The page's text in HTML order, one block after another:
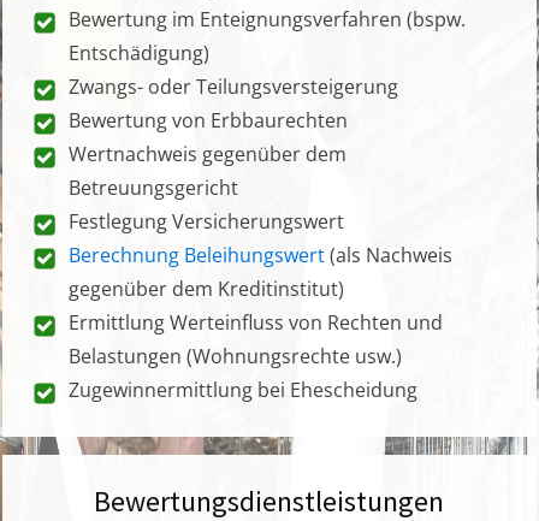
Bewertung im Enteignungsverfahren (bspw.
Entschädigung)
Zwangs- oder Teilungsversteigerung
Bewertung von Erbbaurechten
Wertnachweis gegenüber dem
Betreuungsgericht
Festlegung Versicherungswert
Berechnung Beleihungswert(als Nachweis
gegenüber dem Kreditinstitut)
Ermittlung Werteinfluss von Rechten und
Belastungen (Wohnungsrechte usw.)
Zugewinnermittlung bei Ehescheidung
Bewertungsdienstleistungen